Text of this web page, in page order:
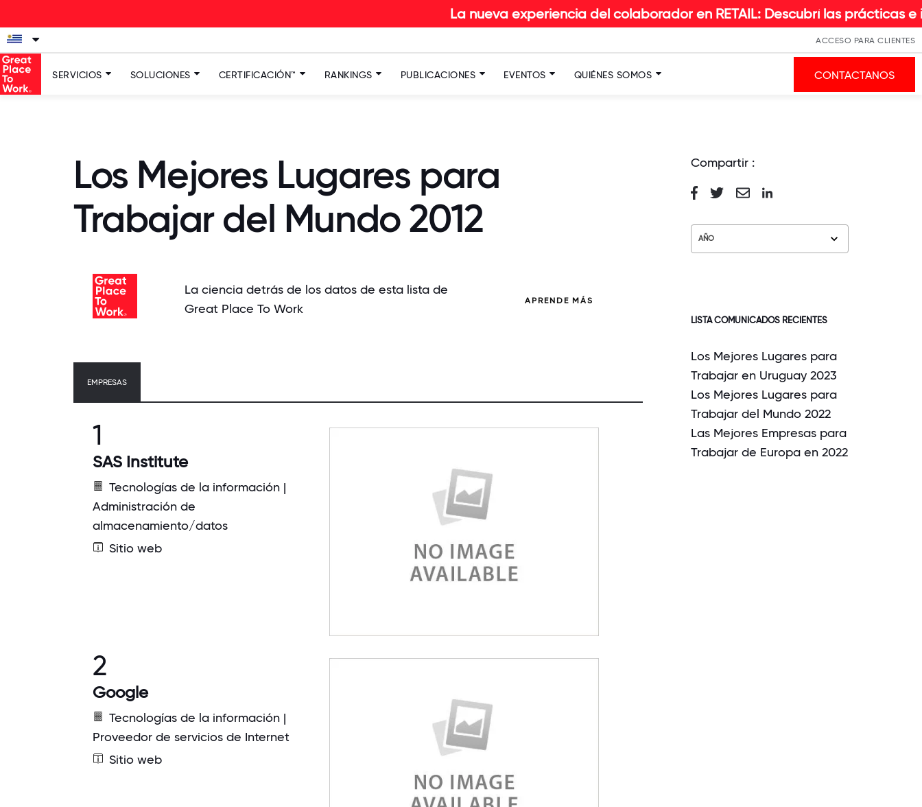
La nueva experiencia del colaborador en RETAIL: Descubrí las prácticas e insights
ACCESO PARA CLIENTES
SERVICIOS SOLUCIONES CERTIFICACIÓN™ RANKINGS PUBLICACIONES EVENTOS QUIÉNES SOMOS CONTACTANOS
Los Mejores Lugares para
Trabajar del Mundo 2012
La ciencia detrás de los datos de esta lista de
Great Place To Work
APRENDE MÁS
EMPRESAS
1
SAS Institute
Tecnologías de la información |
Administración de
almacenamiento/datos
Sitio web
2
Google
Tecnologías de la información |
Proveedor de servicios de Internet
Sitio web
Compartir :
AÑO
LISTA COMUNICADOS RECIENTES
Los Mejores Lugares para
Trabajar en Uruguay 2023
Los Mejores Lugares para
Trabajar del Mundo 2022
Las Mejores Empresas para
Trabajar de Europa en 2022